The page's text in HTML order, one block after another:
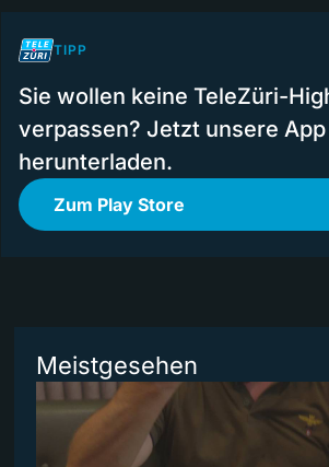
TIPP
Sie wollen keine TeleZüri-
verpassen? Jetzt unsere App
herunterladen.
Zum Play Store
Meistgesehen